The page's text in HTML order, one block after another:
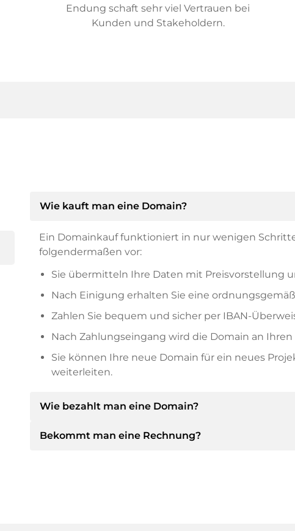
Endung schaft sehr viel Vertrauen bei
Kunden und Stakeholdern.
Wie kauft man eine Domain?
Ein Domainkauf funktioniert in nur wenigen
folgendermaßen vor:
Sie übermitteln Ihre Daten mit Preisvorstellung
Nach Einigung erhalten Sie eine
Zahlen Sie bequem und sicher per IBAN-
Nach Zahlungseingang wird die Domain an
Sie können Ihre neue Domain für ein neues
weiterleiten.
Wie bezahlt man eine Domain?
Nach einer Einigung wird der Inhaber Ihnen die
Bekommt man eine Rechnung?